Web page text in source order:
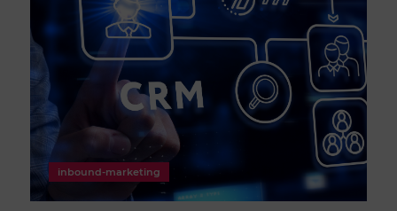
inbound-marketing